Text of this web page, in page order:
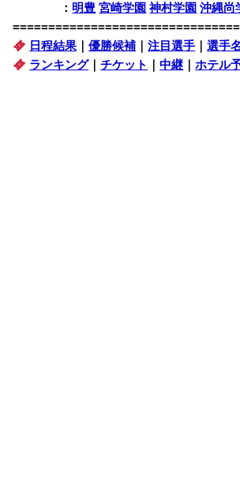
： 明豊 宮崎学園 神村学園 沖縄尚
日程結果 ｜優勝候補 ｜注目選手 ｜選手
ランキング｜チケット ｜中継 ｜ホテル